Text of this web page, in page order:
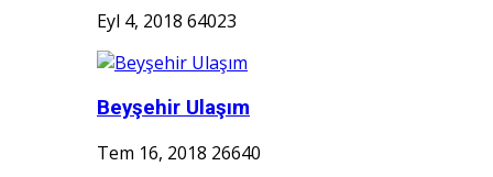
Eyl 4, 2018 64023
Beyşehir Ulaşım
Tem 16, 2018 26640